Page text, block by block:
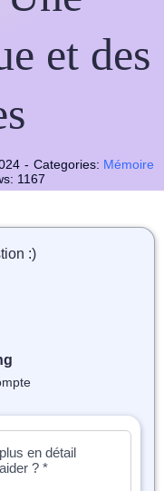
💎
📄
🎓
et des
- Categories: Mémoire
1167
:)